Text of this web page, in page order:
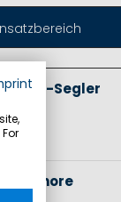
Skiff-Segler
Inshore